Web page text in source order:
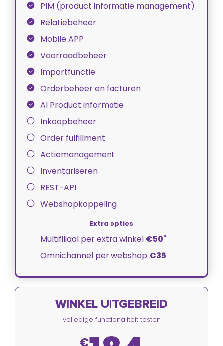
PIM (product informatie management)
Relatiebeheer
Mobile APP
Voorraadbeheer
Importfunctie
Orderbeheer en facturen
AI Product informatie
Inkoopbeheer
Order fulfillment
Actiemanagement
Inventariseren
REST-API
Webshopkoppeling
Multifiliaal per extra winkel €50*
Omnichannel per webshop €35
WINKEL UITGEBREID
volledige functionaliteit testen
€